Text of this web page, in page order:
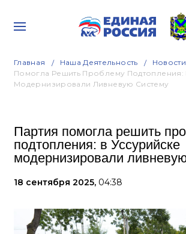
Главная Наша Деятельность Новости
Помогла Решить Проблему Подтопления:
Модернизировали Ливневую Систему
Партия помогла решить
подтопления: в Уссурийске
модернизировали
18 сентября 2025, 04:38